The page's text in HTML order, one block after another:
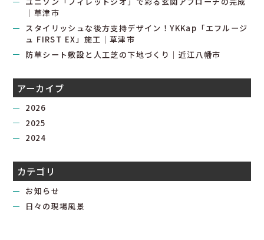
｜草津市
スタイリッシュな後方支持デザイン！YKKap「エフルージ
ュ FIRST EX」施工｜草津市
防草シート敷設と人工芝の下地づくり｜近江八幡市
アーカイブ
2026
2025
2024
カテゴリ
お知らせ
日々の現場風景